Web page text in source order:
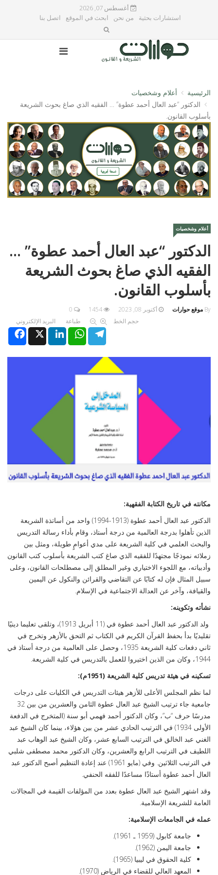
أغسطس 07, 2026
استشارات بحثية
من نحن ابحث في الموقع اتصل بنا
الرئيسية
أعلام وشخصيات
الدكتور “عبد العال أحمد عطوة” … الفقيه الذي صاغ بحوث الشريعة
بأسلوب القانون.
أعلام وشخصيات
الدكتور “عبد العال أحمد عطوة” …
الفقيه الذي صاغ بحوث الشريعة
بأسلوب القانون.
By موقع حوارات أكتوبر 08, 2023
0
حجم الخط
طباعة
البريد الإلكتروني
XLinkedInWhatsAppTelegram
مكانته في تاريخ الكتابة الفقهية:
الدكتور عبد العال أحمد عطوة (1913-1994) واحد من أساتذة الشريعة
الذين تأهلوا بدرجة العالمية من درجة أستاذ، وقام بأداء رسالة التدريس
والبحث العلمي في كلية الشريعة على مدي أعوامٍ طويلة، ومثل بين
زملائه نموذجًا مجتهدًا للفقيه الذي صاغ كتب الشريعة بأسلوب كتب القانون
وأدبياته، مع اللجوء الاختياري وغير المطلق إلى مصطلحات القانون، وعلى
سبيل المثال فإن له كتابًا عن التقاضي والقرائن والنكول عن اليمين
والقيافة، وآخر عن العدالة الاجتماعية في الإسلام.
نشأته وتكوينه:
ولد الدكتور عبد العال أحمد عطوة في (11 أبريل 1913)، وتلقى تعليما دينيًا
تقليديًا بدأ بحفظ القرآن الكريم في الكتاب ثم التحق بالأزهر وتخرج في
ثاني دفعات كلية الشريعة 1935، وحصل على العالمية من درجة أستاذ في
1944، وكان من الذين اختيروا للعمل بالتدريس في كلية الشريعة.
تسكينه في هيئة تدريس كلية الشريعة (1951م):
لما نظم المجلس الأعلى للأزهر هيئات التدريس في الكليات على درجات
جامعية جاء ترتيب الشيخ عبد العال عطوة الثامن والعشرين من بين 32
مدرسًا حرف “ب”، وكان الدكتور أحمد فهمي أبو سنة (المتخرج في الدفعة
الأولى 1934) في الترتيب الحادي عشر من بين هؤلاء، بينما كان الشيخ عبد
الغني عبد الخالق في الترتيب السابع عشر، وكان الشيخ عبد الوهاب عبد
اللطيف في الترتيب الرابع والعشرين، وكان الدكتور محمد مصطفى شلبي
في الترتيب الثلاثين. وفي (مايو 1961) عند إعادة التنظيم أصبح الدكتور عبد
العال أحمد عطوة أستاذًا مساعدًا للفقه الحنفي.
وقد اشتهر الشيخ عبد العال عطوة بعدد من المؤلفات القيمة في المجالات
العامة للشريعة الإسلامية.
عمله في الجامعات الإسلامية:
جامعة كابول (1959 ـ 1961).
جامعة اليمن (1962).
كلية الحقوق في ليبيا (1965).
المعهد العالي للقضاء في الرياض (1970).